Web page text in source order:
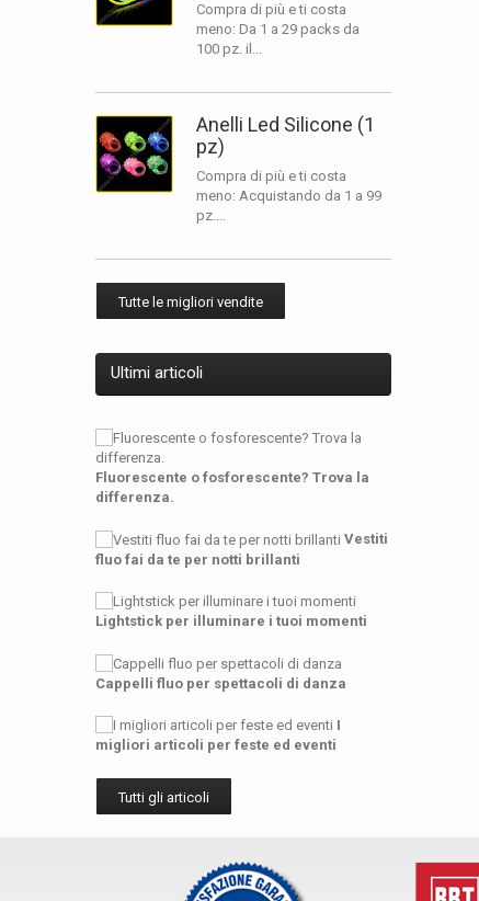
Compra di più e ti costa
meno: Da 1 a 29 packs da
100 pz. il...
Anelli Led Silicone (1
pz)
Compra di più e ti costa
meno: Acquistando da 1 a 99
pz....
Tutte le migliori vendite
Ultimi articoli
Fluorescente o fosforescente? Trova la
differenza.
Vestiti
fluo fai da te per notti brillanti
Lightstick per illuminare i tuoi momenti
Cappelli fluo per spettacoli di danza
I
migliori articoli per feste ed eventi
Tutti gli articoli